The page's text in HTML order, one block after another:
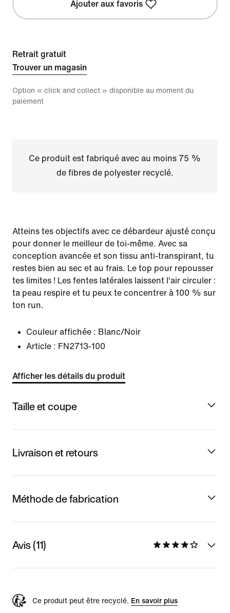
Ajouter aux favoris
Retrait gratuit
Trouver un magasin
Option « click and collect » disponible au moment du
paiement
Ce produit est fabriqué avec au moins 75 %
de fibres de polyester recyclé.
Atteins tes objectifs avec ce débardeur ajusté conçu
pour donner le meilleur de toi-même. Avec sa
conception avancée et son tissu anti-transpirant, tu
restes bien au sec et au frais. Le top pour repousser
tes limites ! Les fentes latérales laissent l'air circuler :
ta peau respire et tu peux te concentrer à 100 % sur
ton run.
Couleur affichée : Blanc/Noir
Article : FN2713-100
Afficher les détails du produit
Taille et coupe
Livraison et retours
Méthode de fabrication
Avis (11)
Ce produit peut être recyclé. En savoir plus